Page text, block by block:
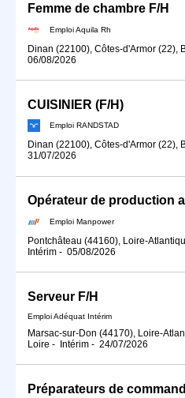
Femme de chambre F/H
Emploi Aquila Rh
Dinan (22100), Côtes-d'Armor (22),
06/08/2026
CUISINIER (F/H)
Emploi RANDSTAD
Dinan (22100), Côtes-d'Armor (22),
31/07/2026
Opérateur de production
Emploi Manpower
Pontchâteau (44160), Loire-
Intérim - 05/08/2026
Serveur F/H
Emploi Adéquat Intérim
Marsac-sur-Don (44170), Loire-
Loire - Intérim - 24/07/2026
Préparateurs de